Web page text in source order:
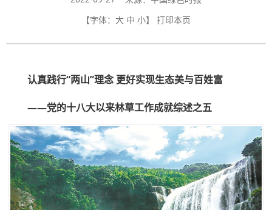
【字体： 大 中 小】 打印本页
认真践行“两山”理念 更好实现生态美与百姓富
——党的十八大以来林草工作成就综述之五